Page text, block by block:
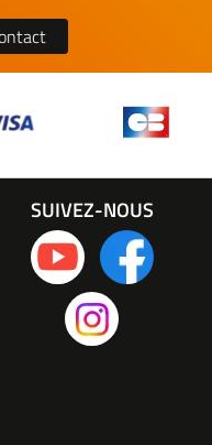
SUIVEZ-NOUS